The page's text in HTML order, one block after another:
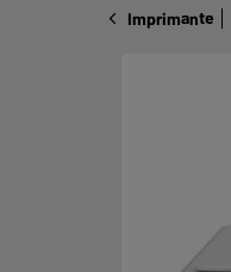
Imprimante